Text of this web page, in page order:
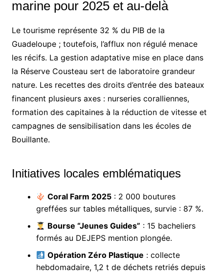
marine pour 2025 et au-delà
Le tourisme représente 32 % du PIB de la
Guadeloupe ; toutefois, l’afflux non régulé menace
les récifs. La gestion adaptative mise en place dans
la Réserve Cousteau sert de laboratoire grandeur
nature. Les recettes des droits d’entrée des bateaux
financent plusieurs axes : nurseries coralliennes,
formation des capitaines à la réduction de vitesse et
campagnes de sensibilisation dans les écoles de
Bouillante.
Initiatives locales emblématiques
Coral Farm 2025 : 2 000 boutures
greffées sur tables métalliques, survie : 87 %.
Bourse “Jeunes Guides” : 15 bacheliers
formés au DEJEPS mention plongée.
Opération Zéro Plastique : collecte
hebdomadaire, 1,2 t de déchets retriés depuis